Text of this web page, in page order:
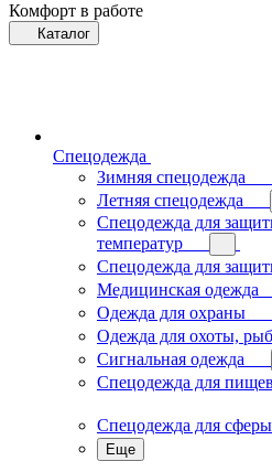
Комфорт в работе
Каталог
Спецодежда
Зимняя спецодежда
Летняя спецодежда
Спецодежда для
температур
Спецодежда для
Медицинская одежда
Одежда для охраны
Одежда для охоты,
Сигнальная одежда
Спецодежда для
Спецодежда для
Еще